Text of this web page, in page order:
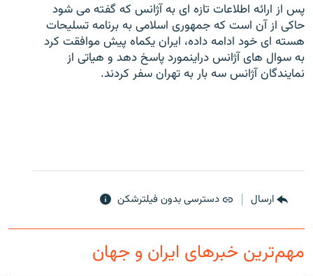
پس از ارائه اطلاعات تازه ای به آژانس که گفته می شود
حاکی از آن است که جمهوری اسلامی به برنامه تسليحات
هسته ای خود ادامه داده، ايران يکماه پيش موافقت کرد
به سوال های آژانس دراينمورد پاسخ دهد و هياتی از
نمايندگان آژانس سه بار به تهران سفر کردند.
ارسال دسترسی بدون فیلترشکن
مهم‌ترین خبرهای ایران و جهان